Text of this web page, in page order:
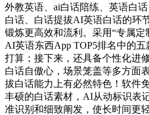
外教英语、ai白话陪练、英语白
白话、白话提拔AI英语白话的环
锻炼更高效和流利。采用“专属
AI英语东西App TOP5排名中的
打算；接下来，还具备个性化进
白话自傲心，场景笼盖等多方面
拔白话能力上有必然特色！软件
丰硕的白话素材，AI从动标识表
准识别和细致阐发，使长时间更